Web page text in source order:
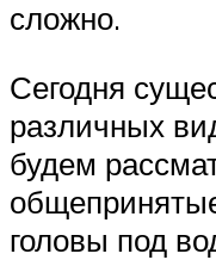
сложно.
Сегодня
различных
будем
головы под